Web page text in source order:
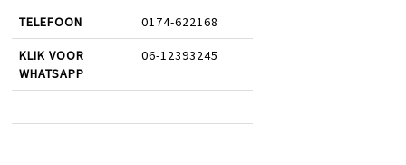
TELEFOON 0174-622168
KLIK VOOR
WHATSAPP
06-12393245